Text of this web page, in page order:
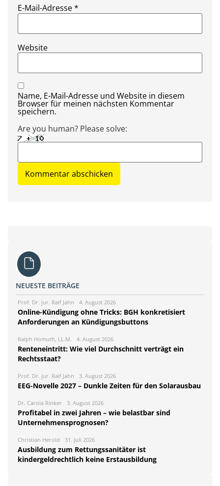
E-Mail-Adresse*
Website
Name, E-Mail-Adresse und Website in diesem
Browser für meinen nächsten Kommentar
speichern.
Are you human? Please solve:
NEUESTE BEITRÄGE
Prof. Dr. jur. Ralf Jahn 4. August 2026
Online-Kündigung ohne Tricks: BGH konkretisiert
Anforderungen an Kündigungsbuttons
Ralph Homuth, LL.M. 4. August 2026
Renteneintritt: Wie viel Durchschnitt verträgt ein
Rechtsstaat?
Prof. Dr. jur. Ralf Jahn 3. August 2026
EEG-Novelle 2027 – Dunkle Zeiten für den Solarausbau
Dr. Carola Rinker 3. August 2026
Profitabel in zwei Jahren – wie belastbar sind
Unternehmensprognosen?
Christian Herold 31. Juli 2026
Ausbildung zum Rettungssanitäter ist
kindergeldrechtlich keine Erstausbildung